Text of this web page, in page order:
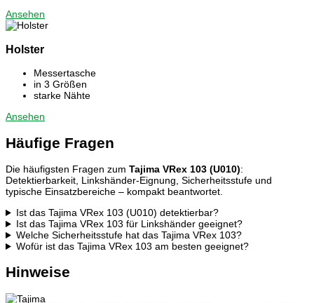
Ansehen
Holster
Messertasche
in 3 Größen
starke Nähte
Ansehen
Häufige Fragen
Die häufigsten Fragen zum Tajima VRex 103 (U010):
Detektierbarkeit, Linkshänder-Eignung, Sicherheitsstufe und
typische Einsatzbereiche – kompakt beantwortet.
Ist das Tajima VRex 103 (U010) detektierbar?
Ist das Tajima VRex 103 für Linkshänder geeignet?
Welche Sicherheitsstufe hat das Tajima VRex 103?
Wofür ist das Tajima VRex 103 am besten geeignet?
Hinweise